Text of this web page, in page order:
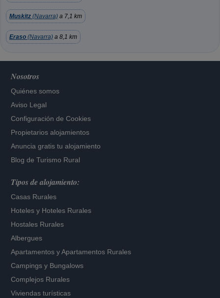
Muskitz (Navarra) a 7,1 km
Eraso (Navarra) a 8,1 km
Nosotros
Quiénes somos
Aviso Legal
Configuración de Cookies
Propietarios alojamientos
Anuncia gratis tu alojamiento
Blog de Turismo Rural
Tipos de alojamiento:
Casas Rurales
Hoteles y Hoteles Rurales
Hostales Rurales
Albergues
Apartamentos yApartamentos Rurales
Campings y Bungalows
Complejos Rurales
Viviendas turísticas